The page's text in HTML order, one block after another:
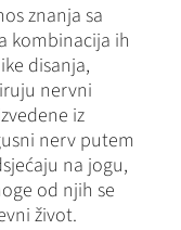
znanja sa
kombinacija ih
disanja,
nervni
iz
nerv putem
na jogu,
od njih se
život.